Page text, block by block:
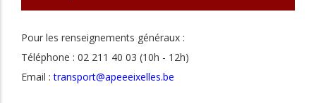
Pour les renseignements généraux :
Téléphone : 02 211 40 03 (10h - 12h)
Email :transport@apeeeixelles.be